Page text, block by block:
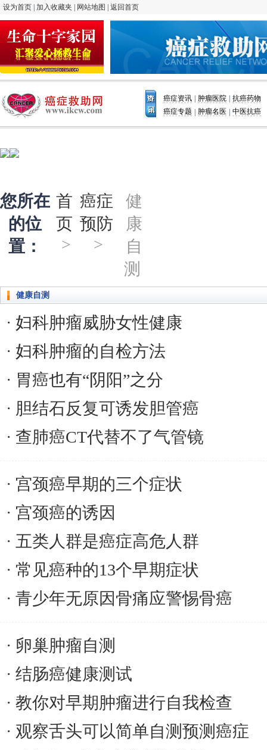
设为首页 加入收藏夹 网站地图 返回首页
癌症资讯 肿瘤医院
抗癌药物
癌症专题 | 肿瘤名医 | 中医抗癌
您所在
的位
置：
首
页
癌症
预防
健
康
自
测
健康自测
妇科肿瘤威胁女性健康
妇科肿瘤的自检方法
胃癌也有“阴阳”之分
胆结石反复可诱发胆管癌
查肺癌CT代替不了气管镜
宫颈癌早期的三个症状
宫颈癌的诱因
五类人群是癌症高危人群
常见癌种的13个早期症状
青少年无原因骨痛应警惕骨癌
卵巢肿瘤自测
结肠癌健康测试
教你对早期肿瘤进行自我检查
观察舌头可以简单自测预测癌症